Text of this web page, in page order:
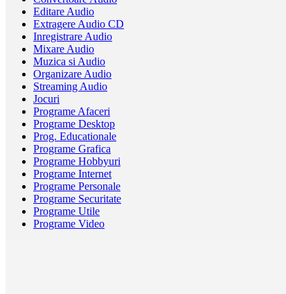
Editare Audio
Extragere Audio CD
Inregistrare Audio
Mixare Audio
Muzica si Audio
Organizare Audio
Streaming Audio
Jocuri
Programe Afaceri
Programe Desktop
Prog. Educationale
Programe Grafica
Programe Hobbyuri
Programe Internet
Programe Personale
Programe Securitate
Programe Utile
Programe Video